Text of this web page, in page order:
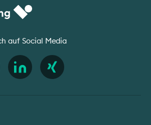
auf Social Media